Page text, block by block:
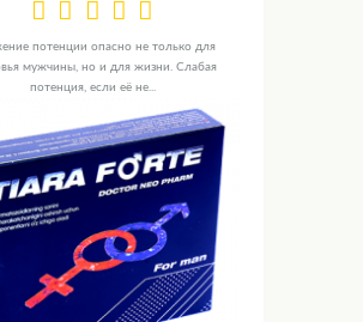
потенции опасно не только для
мужчины, но и для жизни. Слабая
потенция, если её не...